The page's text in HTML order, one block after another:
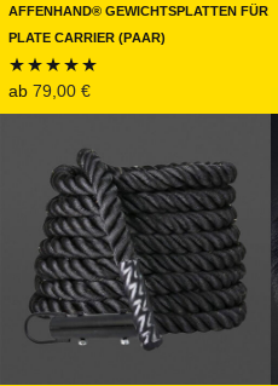
Affenhand® Gewichtsplatten für
Plate Carrier (Paar)
Bewertet mit
ab 79,00 €